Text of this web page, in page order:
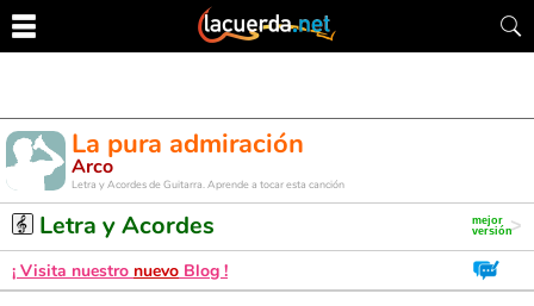
La pura admiración
Arco
Letra y Acordes de Guitarra. Aprende a tocar esta canción
Letra y Acordes
¡ Visita nuestro nuevo Blog !